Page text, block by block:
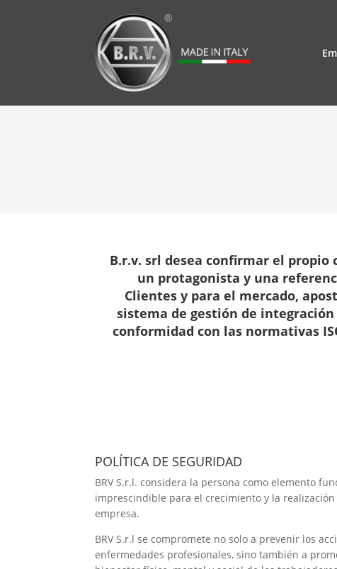
B.r.v. srl desea confirmar el propio
un protagonista y una
Clientes y para el mercado,
sistema de gestión de integración
conformidad con las normativas
POLÍTICA DE SEGURIDAD
BRV S.r.l. considera la persona como elemento
imprescindible para el crecimiento y la
empresa.
BRV S.r.l se compromete no solo a prevenir los
enfermedades profesionales, sino también a